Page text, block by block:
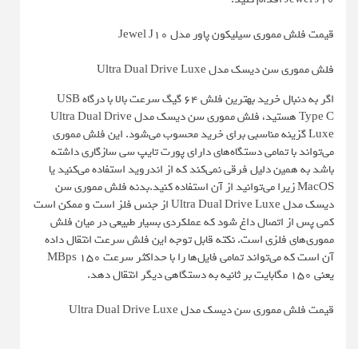
قیمت فلش مموری سیلیکون پاور مدل Jewel J10
فلش مموری سن دیسک مدل Ultra Dual Drive Luxe
اگر به دنبال خرید بهترین فلش 64 گیگ سرعت بالا با درگاه USB
Type C هستید، فلش مموری سن دیسک مدل Ultra Dual Drive
Luxe گزینه مناسبی برای خرید محسوب می‌شود. این فلش مموری
می‌تواند با تمامی دستگاه‌های دارای پورت تایپ سی سازگاری داشته
باشد به همین دلیل فرقی نمی‌کند که از اندروید استفاده می‌کنید یا
MacOS زیرا می‌توانید از آن استفاده کنید.بدنه فلش مموری سن
دیسک مدل Ultra Dual Drive Luxe از جنس فلز است و ممکن است
کمی پس از اتصال داغ شود که عملکردی بسیار طبیعی در میان فلش
مموری‌های فلزی است. نکته قابل توجه این فلش سرعت انتقال داده
آن است که می‌تواند تمامی فایل‌ها را با حداکثر سرعت 150 MBps
یعنی 150 مگابایت بر ثانیه به دستگاهی دیگر انتقال دهد.
قیمت فلش مموری سن دیسک مدل Ultra Dual Drive Luxe